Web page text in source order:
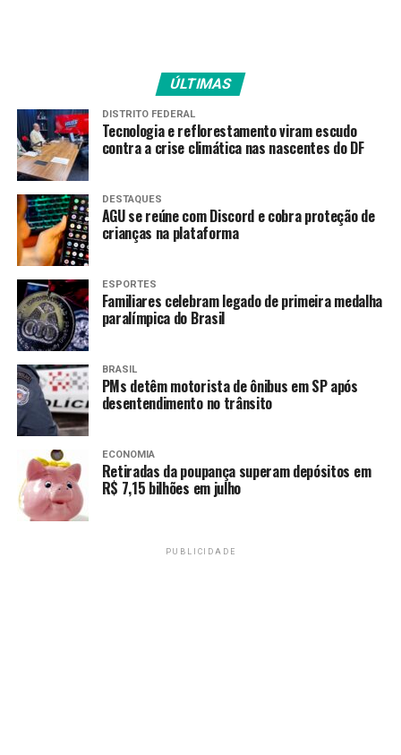
“Assim que os bombeiros permitirem o acesso ao
interior, enquanto continuam a remover os escombros,
e assim que a estrutura for inspecionada e os peritos
puderem entrar com segurança, será possível
determinar com precisão as causas do incêndio e, se
necessário, corroborar a linha de investigação”, finalizou
a autoridade judicial.
*É proibida a reprodução deste conteúdo
Fonte:Agência Brasil
PRÓXIMO
Lula: Em poucos dias teremos uma solução definitiva
entre EUA e Brasil
RECENTES
Lula participa de Cúpula da Ásia do Leste
ÚLTIMAS
DISTRITO FEDERAL
Tecnologia e reflorestamento viram escudo
contra a crise climática nas nascentes do DF
DESTAQUES
AGU se reúne com Discord e cobra proteção de
crianças na plataforma
ESPORTES
Familiares celebram legado de primeira medalha
paralímpica do Brasil
BRASIL
PMs detêm motorista de ônibus em SP após
desentendimento no trânsito
ECONOMIA
Retiradas da poupança superam depósitos em
R$ 7,15 bilhões em julho
PUBLICIDADE